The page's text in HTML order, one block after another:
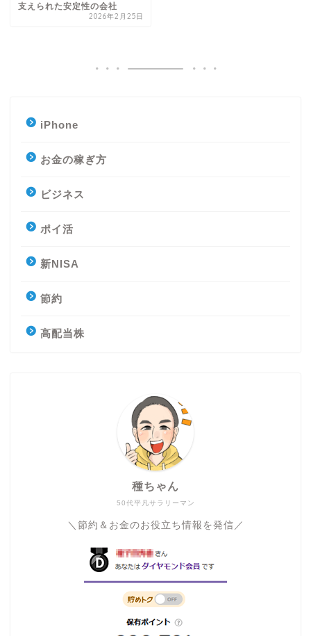
支えられた安定性の会社
2026年2月25日
iPhone
お金の稼ぎ方
ビジネス
ポイ活
新NISA
節約
高配当株
50代平凡サラリーマン
種ちゃん
＼節約＆お金のお役立ち情報を発信／